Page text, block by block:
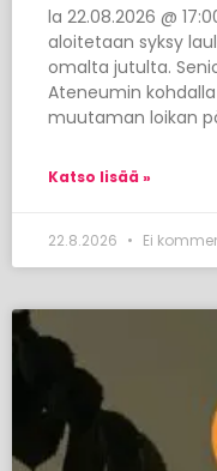
la 22.08.2026 @
aloitetaan syksy
omalta jutulta.
Ateneumin
muutaman loikan
Katso lisää »
22.8.2026 Ei